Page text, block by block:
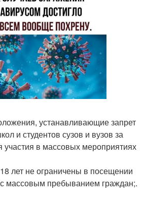
устанавливающие запрет
и студентов сузов и вузов за
участия в массовых мероприятиях
лет не ограничены в посещении
массовым пребыванием граждан;.